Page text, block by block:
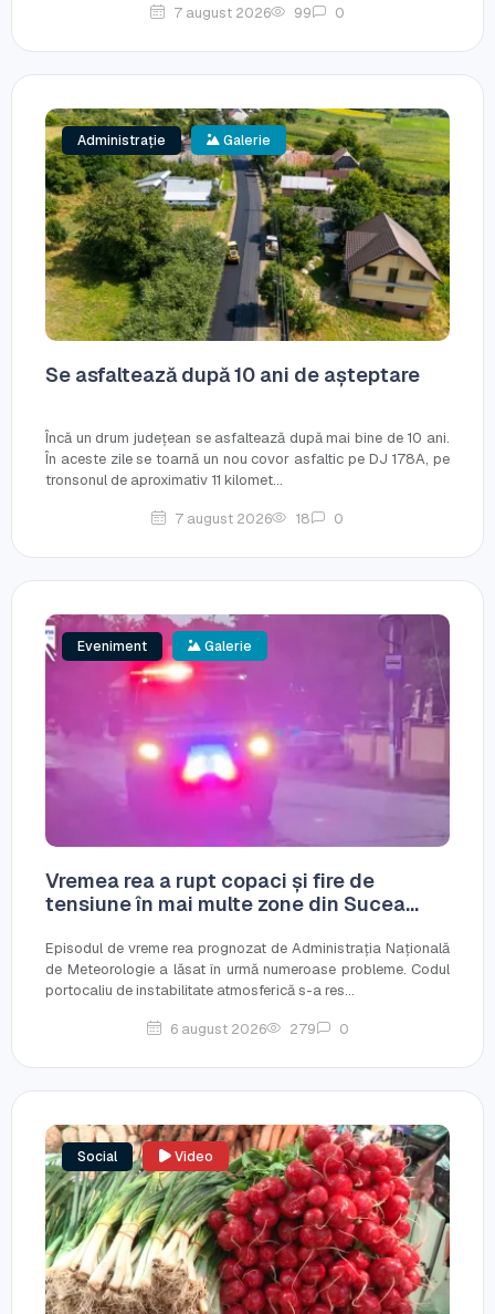
7 august 2026 99 0
Administrație Galerie
Se asfaltează după 10 ani de așteptare
Încă un drum județean se asfaltează după mai bine de 10 ani.
În aceste zile se toarnă un nou covor asfaltic pe DJ 178A, pe
tronsonul de aproximativ 11 kilomet...
7 august 2026 18 0
Eveniment Galerie
Vremea rea a rupt copaci și fire de
tensiune în mai multe zone din Sucea...
Episodul de vreme rea prognozat de Administrația Națională
de Meteorologie a lăsat în urmă numeroase probleme. Codul
portocaliu de instabilitate atmosferică s-a res...
6 august 2026 279 0
Social Video